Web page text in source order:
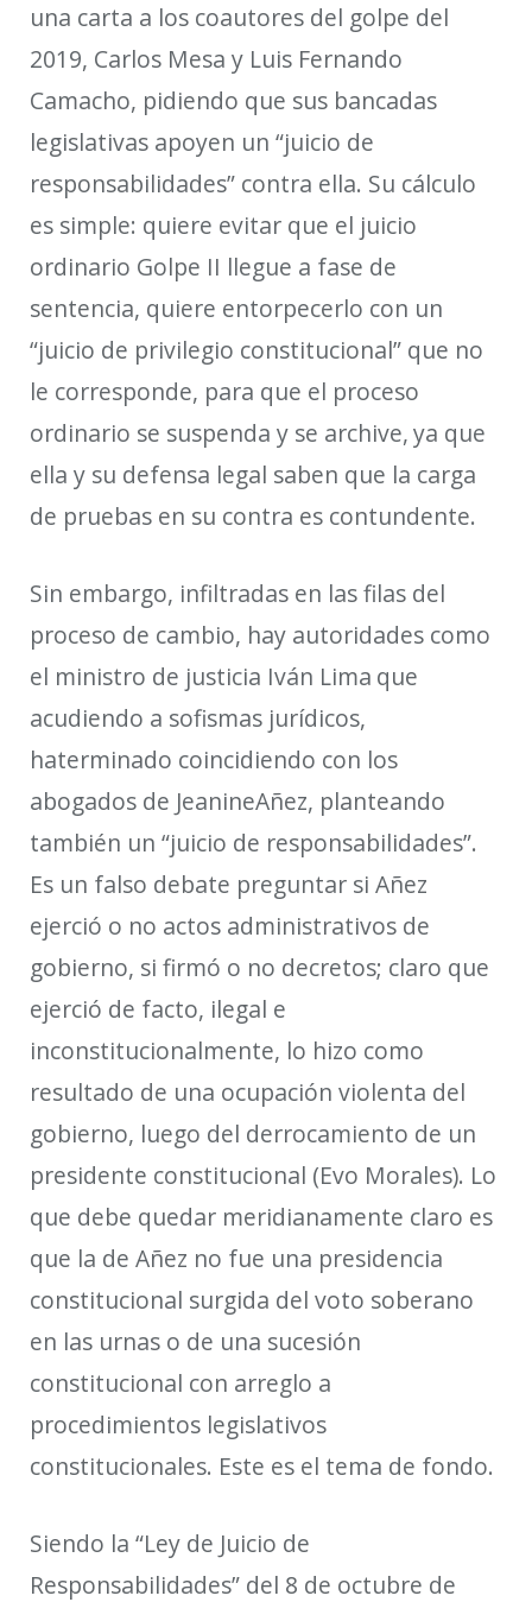
una carta a los coautores del golpe del
2019, Carlos Mesa y Luis Fernando
Camacho, pidiendo que sus bancadas
legislativas apoyen un “juicio de
responsabilidades” contra ella. Su cálculo
es simple: quiere evitar que el juicio
ordinario Golpe II llegue a fase de
sentencia, quiere entorpecerlo con un
“juicio de privilegio constitucional” que no
le corresponde, para que el proceso
ordinario se suspenda y se archive,ya que
ella y su defensa legal saben que la carga
de pruebas en su contra es contundente.
Sin embargo, infiltradas en las filas del
proceso de cambio, hay autoridades como
el ministro de justicia Iván Lima que
acudiendo a sofismas jurídicos,
haterminado coincidiendo con los
abogados de JeanineAñez, planteando
también un “juicio de responsabilidades”.
Es un falso debate preguntar si Añez
ejerció o no actos administrativos de
gobierno, si firmó o no decretos; claro que
ejerció de facto, ilegal e
inconstitucionalmente, lo hizo como
resultado de una ocupación violenta del
gobierno, luego del derrocamiento de un
presidente constitucional (Evo Morales). Lo
que debe quedar meridianamente claro es
que la de Añez no fue una presidencia
constitucional surgida del voto soberano
en las urnas o de una sucesión
constitucional con arreglo a
procedimientos legislativos
constitucionales. Este es el tema de fondo.
Siendo la “Ley de Juicio de
Responsabilidades” del 8 de octubre de